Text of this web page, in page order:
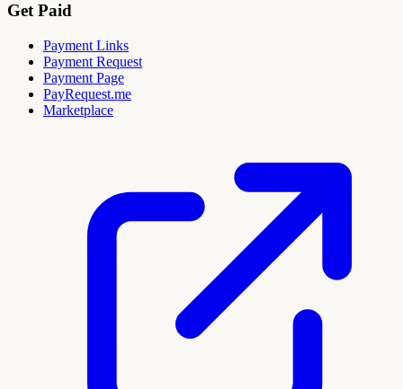
Get Paid
Payment Links
Payment Request
Payment Page
PayRequest.me
Marketplace